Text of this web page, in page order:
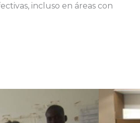
incluso en áreas con